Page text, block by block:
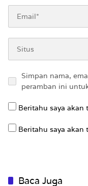
Simpan nama,
peramban ini
Beritahu saya
Beritahu saya
Baca Juga